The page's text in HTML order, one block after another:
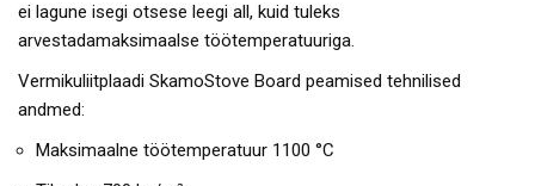
ei lagune isegi otsese leegi all, kuid tuleks
arvestadamaksimaalse töötemperatuuriga.
Vermikuliitplaadi SkamoStove Board peamised tehnilised
andmed:
Maksimaalne töötemperatuur 1100 °C